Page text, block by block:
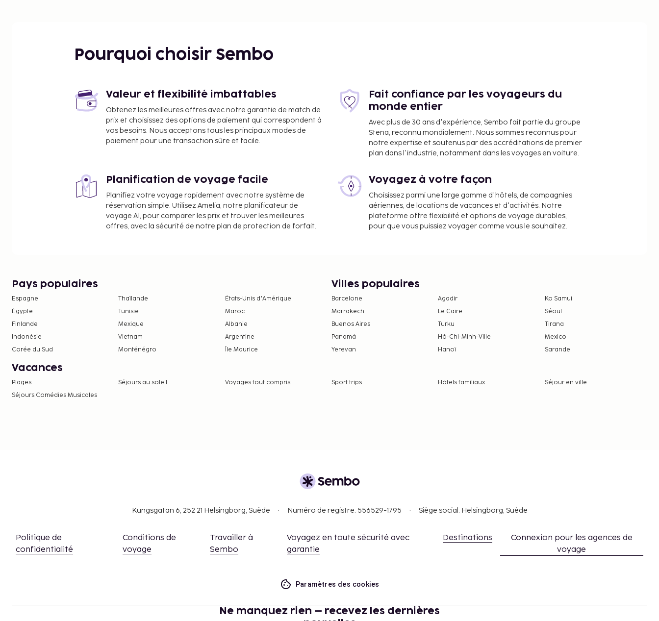
Pourquoi choisir Sembo
Valeur et flexibilité imbattables
Obtenez les meilleures offres avec notre garantie de match de
prix et choisissez des options de paiement qui correspondent à
vos besoins. Nous acceptons tous les principaux modes de
paiement pour une transaction sûre et facile.
Fait confiance par les voyageurs du
monde entier
Avec plus de 30 ans d'expérience, Sembo fait partie du groupe
Stena, reconnu mondialement. Nous sommes reconnus pour
notre expertise et soutenus par des accréditations de premier
plan dans l'industrie, notamment dans les voyages en voiture.
Planification de voyage facile
Planifiez votre voyage rapidement avec notre système de
réservation simple. Utilisez Amelia, notre planificateur de
voyage AI, pour comparer les prix et trouver les meilleures
offres, avec la sécurité de notre plan de protection de forfait.
Voyagez à votre façon
Choisissez parmi une large gamme d'hôtels, de compagnies
aériennes, de locations de vacances et d'activités. Notre
plateforme offre flexibilité et options de voyage durables,
pour que vous puissiez voyager comme vous le souhaitez.
Pays populaires
Espagne Thaïlande
États-Unis d'Amérique
Égypte
Tunisie
Maroc
Finlande
Mexique
Albanie
Indonésie
Vietnam
Argentine
Corée du Sud
Monténégro Île Maurice
Villes populaires
Barcelone Agadir
Ko Samui
Marrakech
Le Caire
Séoul
Buenos Aires
Turku
Tirana
Panamá
Hô-Chi-Minh-Ville
Mexico
Yerevan
Hanoï Sarande
Vacances
Plages Séjours au soleil Voyages tout compris Sport trips Hôtels familiaux
Séjour en ville
Séjours Comédies Musicales
Kungsgatan 6, 252 21 Helsingborg, Suède Numéro de registre: 556529-1795 Siège social: Helsingborg, Suède
Politique de
confidentialité
Conditions de
voyage
Travailler à
Sembo
Voyagez en toute sécurité avec
garantie
Destinations
Connexion pour les agences de
voyage
Paramètres des cookies
Ne manquez rien – recevez les dernières